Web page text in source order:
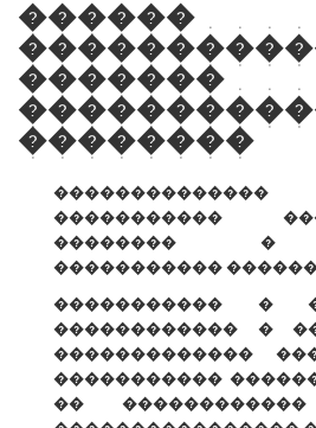
������
�������
��������
��������������
�����������
�������� �
�����������
����������� �
������������ �
�������������
�����������
��